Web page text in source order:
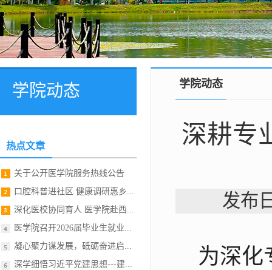
学院动态
热点文章
关于公开医学院服务热线公告
口腔科普进社区 健康调研惠乡...
深化医校协同育人 医学院赴西...
医学院召开2026届毕业生就业...
凝心聚力谋发展，砥砺奋进启...
深学细悟习近平党建思想---建...
学院动态
深耕专
发布
为深化